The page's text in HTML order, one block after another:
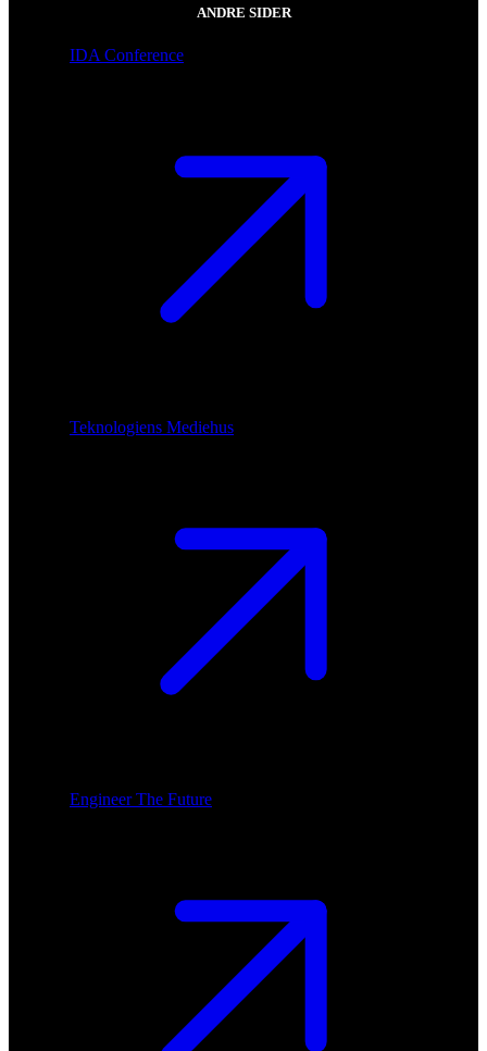
ANDRE SIDER
IDA Conference
Teknologiens Mediehus
Engineer The Future